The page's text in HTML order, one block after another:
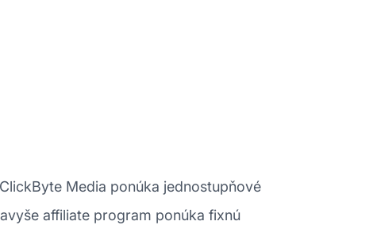
Media ponúka jednostupňové
affiliate program ponúka fixnú